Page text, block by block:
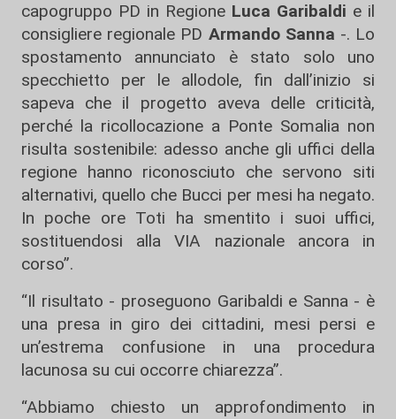
capogruppo PD in Regione Luca Garibaldi e il
consigliere regionale PD Armando Sanna -. Lo
spostamento annunciato è stato solo uno
specchietto per le allodole, fin dall’inizio si
sapeva che il progetto aveva delle criticità,
perché la ricollocazione a Ponte Somalia non
risulta sostenibile: adesso anche gli uffici della
regione hanno riconosciuto che servono siti
alternativi, quello che Bucci per mesi ha negato.
In poche ore Toti ha smentito i suoi uffici,
sostituendosi alla VIA nazionale ancora in
corso”.
“Il risultato - proseguono Garibaldi e Sanna - è
una presa in giro dei cittadini, mesi persi e
un’estrema confusione in una procedura
lacunosa su cui occorre chiarezza”.
“Abbiamo chiesto un approfondimento in